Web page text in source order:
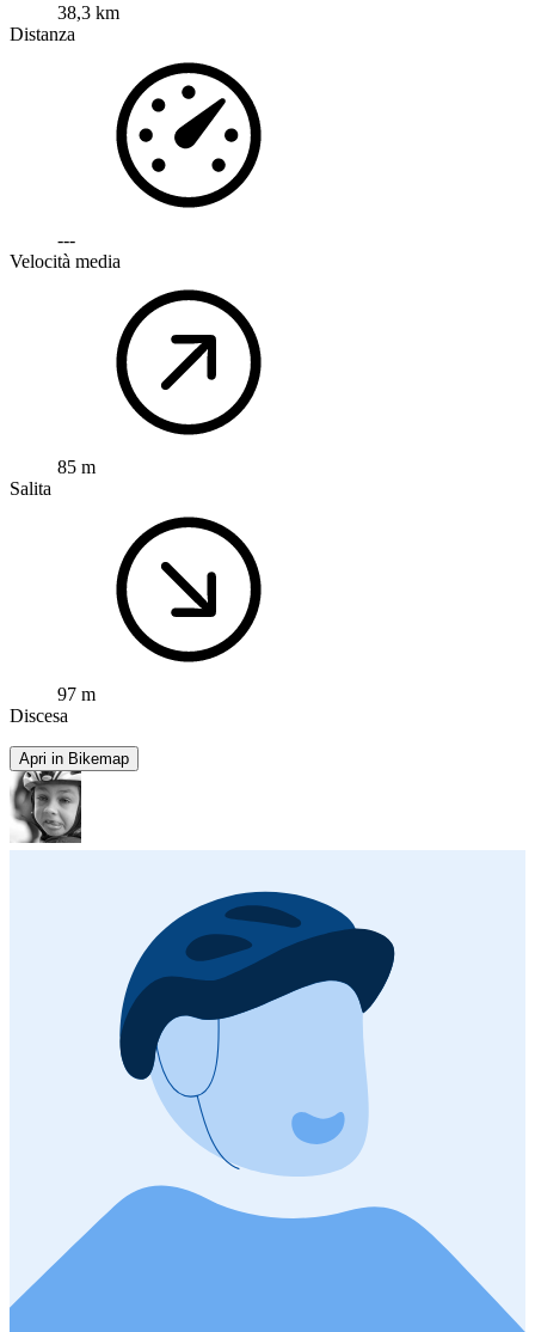
38,3 km
Distanza
---
Velocità media
85 m
Salita
97 m
Discesa
Apri in Bikemap